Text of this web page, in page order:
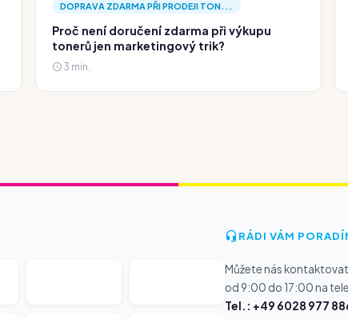
DOPRAVA ZDARMA PŘI PRODEJI TON...
Proč není doručení zdarma při výkupu
tonerů jen marketingový trik?
3 min.
RÁDI VÁM
Můžete nás
od 9:00 do 17:00 na
Tel.: +49 6028 977